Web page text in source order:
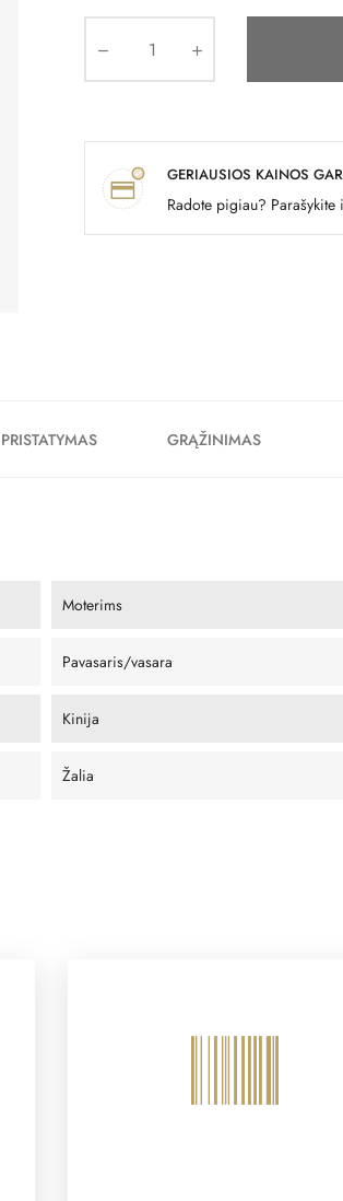
GERIAUSIOS KAINOS
Radote pigiau? Parašykite
PRISTATYMAS GRĄŽINIMAS
Moterims
Pavasaris/vasara
Kinija
Žalia